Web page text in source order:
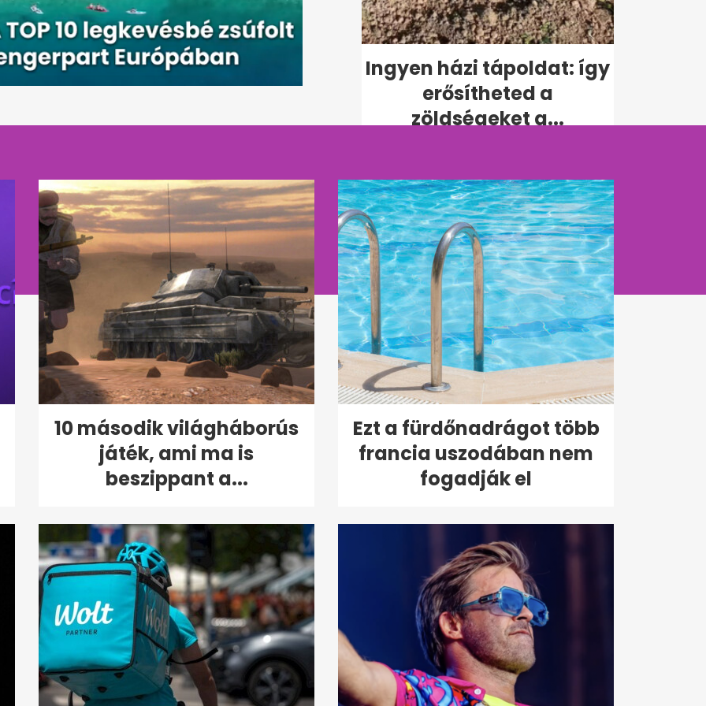
Ingyen házi tápoldat: így
erősítheted a
zöldségeket a...
10 második világháborús
játék, ami ma is
beszippant a...
Ezt a fürdőnadrágot több
francia uszodában nem
fogadják el